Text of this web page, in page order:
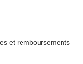
et remboursements